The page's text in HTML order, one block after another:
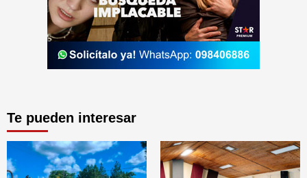
Te pueden interesar